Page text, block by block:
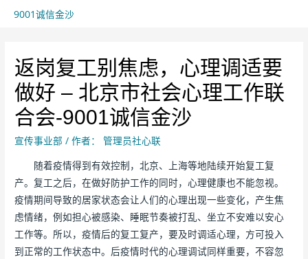
9001诚信金沙
返岗复工别焦虑，心理调适要
做好 – 北京市社会心理工作联
合会-9001诚信金沙
宣传事业部 / 作者：
管理员社心联
随着疫情得到有效控制，北京、上海等地陆续开始复工复
产。复工之后，在做好防护工作的同时，心理健康也不能忽视。
疫情期间导致的居家状态会让人们的心理出现一些变化，产生焦
虑情绪，例如担心被感染、睡眠节奏被打乱、坐立不安难以安心
工作等。所以，疫情后的复工复产，要及时调适心理，方可投入
到正常的工作状态中。后疫情时代的心理调试同样重要，不容忽